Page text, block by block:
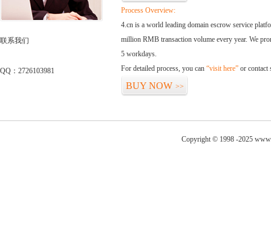
联系我们
QQ：2726103981
Process Overview:
4.cn is a world leading domain escrow service
million RMB transaction volume every year. We
5 workdays.
For detailed process, you can “visit here” or contact
BUY NOW >>
Copyright © 1998 -2025